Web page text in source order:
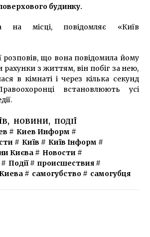
столиця”: у Києві встановили
6800 камер відеоспостереження
Києві зафіксували першу смерть від
6 років ago
чоловічий хрестик – це більше, ніж
ювелірний виріб
4 роки ago
сталася пожежа на території ТЕЦ
будинку.
на місці, повідомляє «Київ
розповів, що вона повідомила йому
рахунки з життям, він побіг за нею,
в кімнаті і через кілька секунд
встановлюють усі
, НОВИНИ, ПОДІЇ
# Киев Информ #
# Київ # Київ Інформ #
Києва# Новости #
Події# происшествия#
# самогубство# самогубця